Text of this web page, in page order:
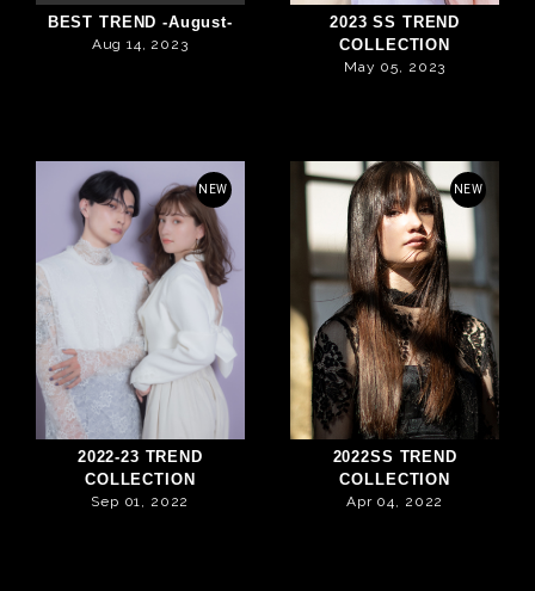
BEST TREND -August-
Aug 14, 2023
2023 SS TREND
COLLECTION
May 05, 2023
NEW
2022-23 TREND
COLLECTION
Sep 01, 2022
NEW
2022SS TREND
COLLECTION
Apr 04, 2022